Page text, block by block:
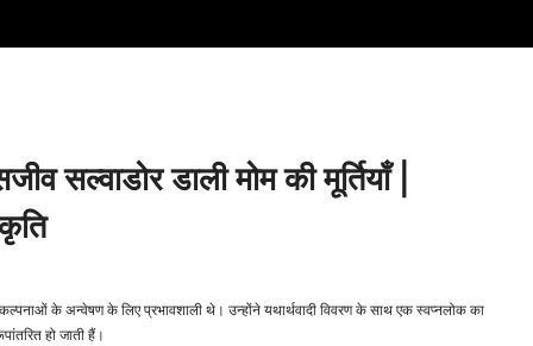
सल्वाडोर डाली मोम की मूर्तियाँ |
के अन्वेषण के लिए प्रभावशाली थे। उन्होंने यथार्थवादी विवरण के साथ एक स्वप्नलोक का
हो जाती हैं।